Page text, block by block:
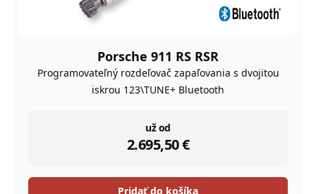
Porsche 911 RS RSR
Programovateľný rozdeľovač zapaľovania s dvojitou
iskrou 123\TUNE+ Bluetooth
už od
2.695,50€
instock
Pridať do košíka